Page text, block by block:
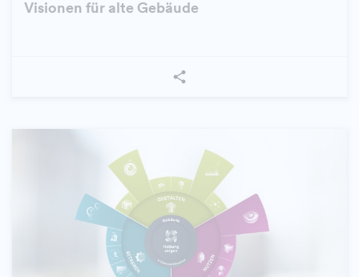
Visionen für alte Gebäude